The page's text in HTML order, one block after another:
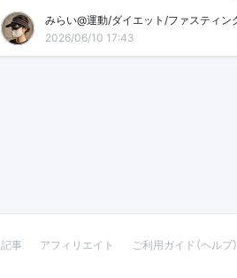
2026/06/10 17:43
記事 アフィリエイト ご利用ガイド（ヘルプ）